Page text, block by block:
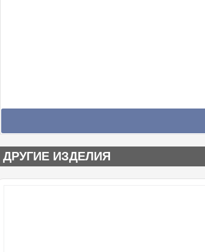
ДРУГИЕ ИЗДЕЛИЯ